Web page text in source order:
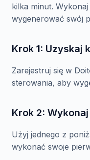
kilka minut.
wygenerować swój
Krok 1: Uzyskaj
Zarejestruj się w
sterowania, aby
Krok 2:
Użyj jednego z
wykonać swoje